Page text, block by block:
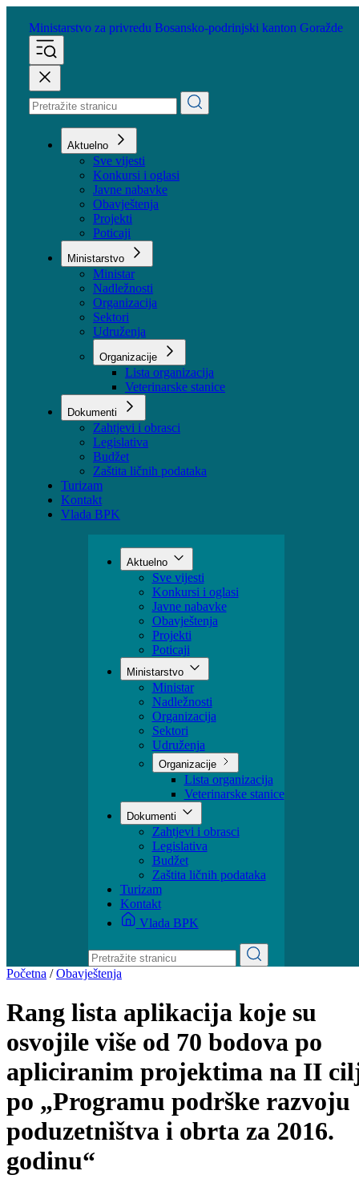
Ministarstvo za privredu Bosansko-podrinjski kanton Goražde
Aktuelno
Sve vijesti
Konkursi i oglasi
Javne nabavke
Obavještenja
Projekti
Poticaji
Ministarstvo
Ministar
Nadležnosti
Organizacija
Sektori
Udruženja
Organizacije
Lista organizacija
Veterinarske stanice
Dokumenti
Zahtjevi i obrasci
Legislativa
Budžet
Zaštita ličnih podataka
Turizam
Kontakt
Vlada BPK
Aktuelno
Sve vijesti
Konkursi i oglasi
Javne nabavke
Obavještenja
Projekti
Poticaji
Ministarstvo
Ministar
Nadležnosti
Organizacija
Sektori
Udruženja
Organizacije
Lista organizacija
Veterinarske stanice
Dokumenti
Zahtjevi i obrasci
Legislativa
Budžet
Zaštita ličnih podataka
Turizam
Kontakt
Vlada BPK
Početna /Obavještenja
Rang lista aplikacija koje su
osvojile više od 70 bodova po
apliciranim projektima na II
po „Programu podrške razvoju
poduzetništva i obrta za 2016.
godinu“